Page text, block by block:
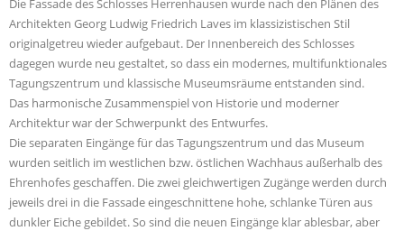
Die Fassade des Schlosses Herrenhausen wurde nach den Plänen des
Architekten Georg Ludwig Friedrich Laves im klassizistischen Stil
originalgetreu wieder aufgebaut. Der Innenbereich des Schlosses
dagegen wurde neu gestaltet, so dass ein modernes, multifunktionales
Tagungszentrum und klassische Museumsräume entstanden sind.
Das harmonische Zusammenspiel von Historie und moderner
Architektur war der Schwerpunkt des Entwurfes.
Die separaten Eingänge für das Tagungszentrum und das Museum
wurden seitlich im westlichen bzw. östlichen Wachhaus außerhalb des
Ehrenhofes geschaffen. Die zwei gleichwertigen Zugänge werden durch
jeweils drei in die Fassade eingeschnittene hohe, schlanke Türen aus
dunkler Eiche gebildet. So sind die neuen Eingänge klar ablesbar, aber